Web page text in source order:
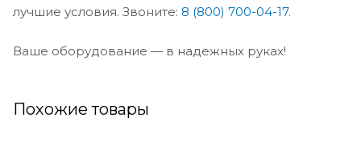
лучшие условия. Звоните: 8 (800) 700-04-17.
Ваше оборудование — в надежных руках!
Похожие товары